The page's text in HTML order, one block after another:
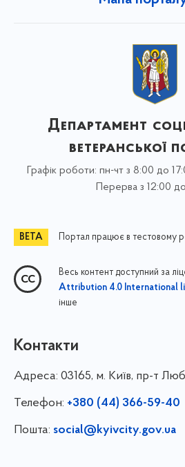
Департамент
ветеранської
Графік роботи: пн-чт з 8:00 до
Перерва з 12:00
Портал працює в тестовому
Весь контент доступний за
Attribution 4.0 International
інше
Контакти
Адреса: 03165, м. Київ, пр-т
Телефон: +380 (44) 366-59-40
Пошта: social@kyivcity.gov.ua